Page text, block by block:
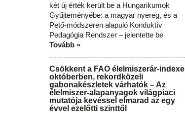
két új érték került be a Hungarikumok
Gyűjteményébe: a magyar nyereg, és a
Pető-módszeren alapuló Konduktív
Pedagógia Rendszer – jelentette be
Tovább »
Csökkent a FAO élelmiszerár-indexe
októberben, rekordközeli
gabonakészletek várhatók – Az
élelmiszer-alapanyagok világpiaci
mutatója kevéssel elmarad az egy
évvel ezelőtti szinttől